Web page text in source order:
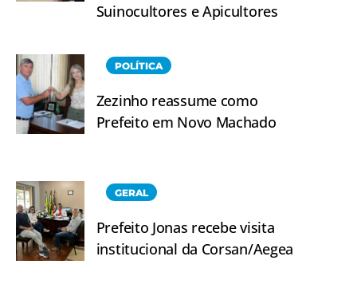
Suinocultores e Apicultores
POLÍTICA
Zezinho reassume como
Prefeito em Novo Machado
GERAL
Prefeito Jonas recebe visita
institucional da Corsan/Aegea